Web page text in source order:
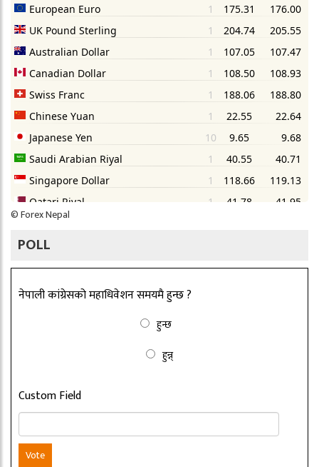
©Forex Nepal
POLL
नेपाली कांग्रेसको महाधिवेशन समयमै हुन्छ ?
हुन्छ
हुन्न्
Custom Field
Vote